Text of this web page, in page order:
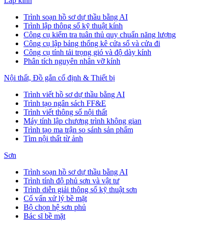
Trình soạn hồ sơ dự thầu bằng AI
Trình lập thông số kỹ thuật kính
Công cụ kiểm tra tuân thủ quy chuẩn năng lượng
Công cụ lập bảng thống kê cửa sổ và cửa đi
Công cụ tính tải trọng gió và độ dày kính
Phân tích nguyên nhân vỡ kính
Nội thất, Đồ gắn cố định & Thiết bị
Trình viết hồ sơ dự thầu bằng AI
Trình tạo ngân sách FF&E
Trình viết thông số nội thất
Máy tính lập chương trình không gian
Trình tạo ma trận so sánh sản phẩm
Tìm nội thất từ ảnh
Sơn
Trình soạn hồ sơ dự thầu bằng AI
Trình tính độ phủ sơn và vật tư
Trình diễn giải thông số kỹ thuật sơn
Cố vấn xử lý bề mặt
Bộ chọn hệ sơn phủ
Bác sĩ bề mặt